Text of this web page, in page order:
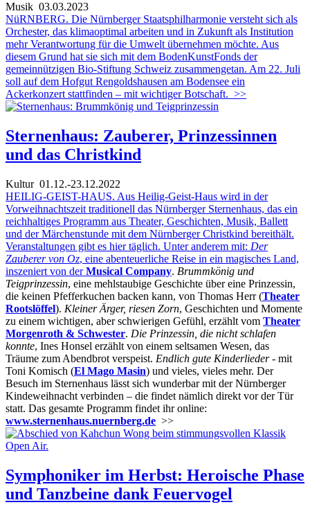
Musik 03.03.2023
NüRNBERG. Die Nürnberger Staatsphilharmonie versteht sich als
Orchester, das klimaoptimal arbeiten und in Zukunft als Institution
mehr Verantwortung für die Umwelt übernehmen möchte. Aus
diesem Grund hat sie sich mit dem BodenKunstFonds der
gemeinnützigen Bio-Stiftung Schweiz zusammengetan. Am 22. Juli
soll auf dem Hofgut Rengoldshausen am Bodensee ein
Ackerkonzert stattfinden – mit wichtiger Botschaft. >>
Sternenhaus: Zauberer, Prinzessinnen
und das Christkind
Kultur01.12.-23.12.2022
HEILIG-GEIST-HAUS. Aus Heilig-Geist-Haus wird in der
Vorweihnachtszeit traditionell das Nürnberger Sternenhaus, das ein
reichhaltiges Programm aus Theater, Geschichten, Musik, Ballett
und der Märchenstunde mit dem Nürnberger Christkind bereithält.
Veranstaltungen gibt es hier täglich. Unter anderem mit: Der
Zauberer von Oz, eine abenteuerliche Reise in ein magisches Land,
inszeniert von derMusical Company. Brummkönig und
Teigprinzessin, eine mehlstaubige Geschichte über eine Prinzessin,
die keinen Pfefferkuchen backen kann, von Thomas Herr (Theater
Rootslöffel). Kleiner Ärger, riesen Zorn, Geschichten und Momente
zu einem wichtigen, aber schwierigen Gefühl, erzählt vom Theater
Morgenroth & Schwester. Die Prinzessin, die nicht schlafen
konnte, Ines Honsel erzählt von einem seltsamen Wesen, das
Träume zum Abendbrot verspeist. Endlich gute Kinderlieder- mit
Toni Komisch (El Mago Masin) und vieles, vieles mehr. Der
Besuch im Sternenhaus lässt sich wunderbar mit der Nürnberger
Kindeweihnacht verbinden – die findet nämlich direkt vor der Tür
statt. Das gesamte Programm findet ihr online:
www.sternenhaus.nuernberg.de >>
Symphoniker im Herbst: Heroische Phase
und Tanzbeine dank Feuervogel